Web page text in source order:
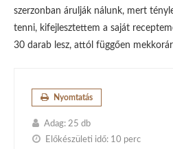
szerzonban árulják nálunk, mert
tenni, kifejlesztettem a saját
30 darab lesz, attól függően
Nyomtatás
Adag: 25 db
Előkészületi idő: 10 perc